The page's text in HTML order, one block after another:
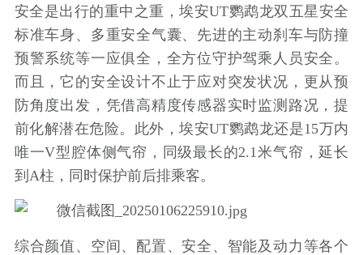
安全是出行的重中之重，埃安UT鹦鹉龙双五星安全
标准车身、多重安全气囊、先进的主动刹车与防撞
预警系统等一应俱全，全方位守护驾乘人员安全。
而且，它的安全设计不止于应对突发状况，更从预
防角度出发，凭借高精度传感器实时监测路况，提
前化解潜在危险。此外，埃安UT鹦鹉龙还是15万内
唯一V型腔体侧气帘，同级最长的2.1米气帘，延长
到A柱，同时保护前后排乘客。
综合颜值、空间、配置、安全、智能及动力等各个